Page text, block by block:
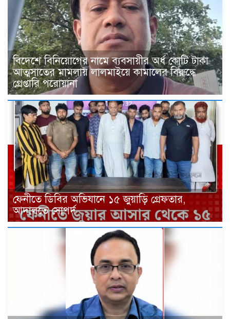
বিদেশে বিনিয়োগের নামে ব্যবসায়ীর অর্ধ কোটি টাকা
আত্মসাতের মামলায় লালমাইয়ে কামালের বিরুদ্ধে
গ্রেপ্তারি পরোয়ানা
ফেনীতে ডিবির অভিযানে ১৫ জুয়াড়ি গ্রেফতার,
আদালতে সোপর্দ